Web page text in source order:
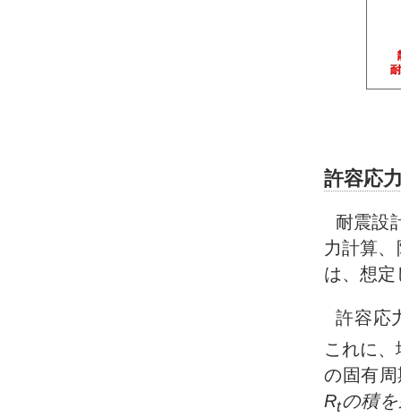
許容応
耐震設
力計算
は、想
許容応
これに
の固有
Rtの積